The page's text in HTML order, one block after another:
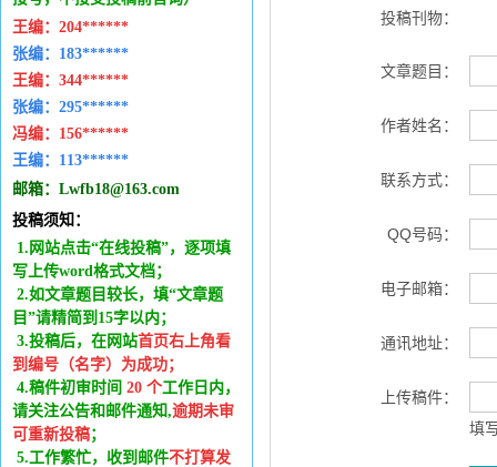
王编： 204******
张编：183******
王编： 344******
张编：295******
冯编： 156******
王编： 113******
邮箱： Lwfb18@163.com
投稿须知：
1.网站点击“在线投稿”，逐项填
写上传word格式文档；
2.如文章题目较长，填“文章题
目”请精简到15字以内；
3.投稿后，在网站首页右上角看
到编号（名字）为成功；
4.稿件初审时间 20 个工作日内 ，
请关注公告和邮件通知,逾期未审
可重新投稿；
5.工作繁忙，收到邮件不打算发
投稿刊物：
文章题目：
作者姓名：
联系方式：
QQ号码：
电子邮箱：
通讯地址：
上传稿件：
填